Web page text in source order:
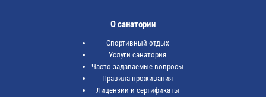
О санатории
Спортивный отдых
Услуги санатория
Часто задаваемые вопросы
Правила проживания
Лицензии и сертификаты